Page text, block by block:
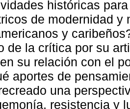
históricas
de modernidad y
y
de la crítica por su
su relación con el
aportes de
una
resistencia y